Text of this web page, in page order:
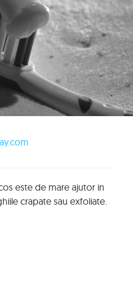
este de mare ajutor in
crapate sau exfoliate.